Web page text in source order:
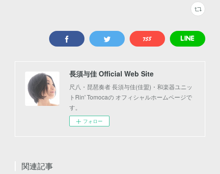
長須与佳 Official Web Site
尺八・琵琶奏者 長須与佳(佳盟)・和楽器ユニッ
トRin' Tomocaの オフィシャルホームページで
す。
フォロー
関連記事